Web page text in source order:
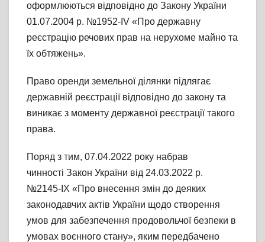
оформлюються відповідно до Закону України
01.07.2004 р. №1952-IV «Про державну
реєстрацію речових прав на нерухоме майно та
їх обтяжень».
Право оренди земельної ділянки підлягає
державній реєстрації відповідно до закону та
виникає з моменту державної реєстрації такого
права.
Поряд з тим, 07.04.2022 року набрав
чинності Закон України від 24.03.2022 р.
№2145-IX «Про внесення змін до деяких
законодавчих актів України щодо створення
умов для забезпечення продовольчої безпеки в
умовах воєнного стану», яким передбачено